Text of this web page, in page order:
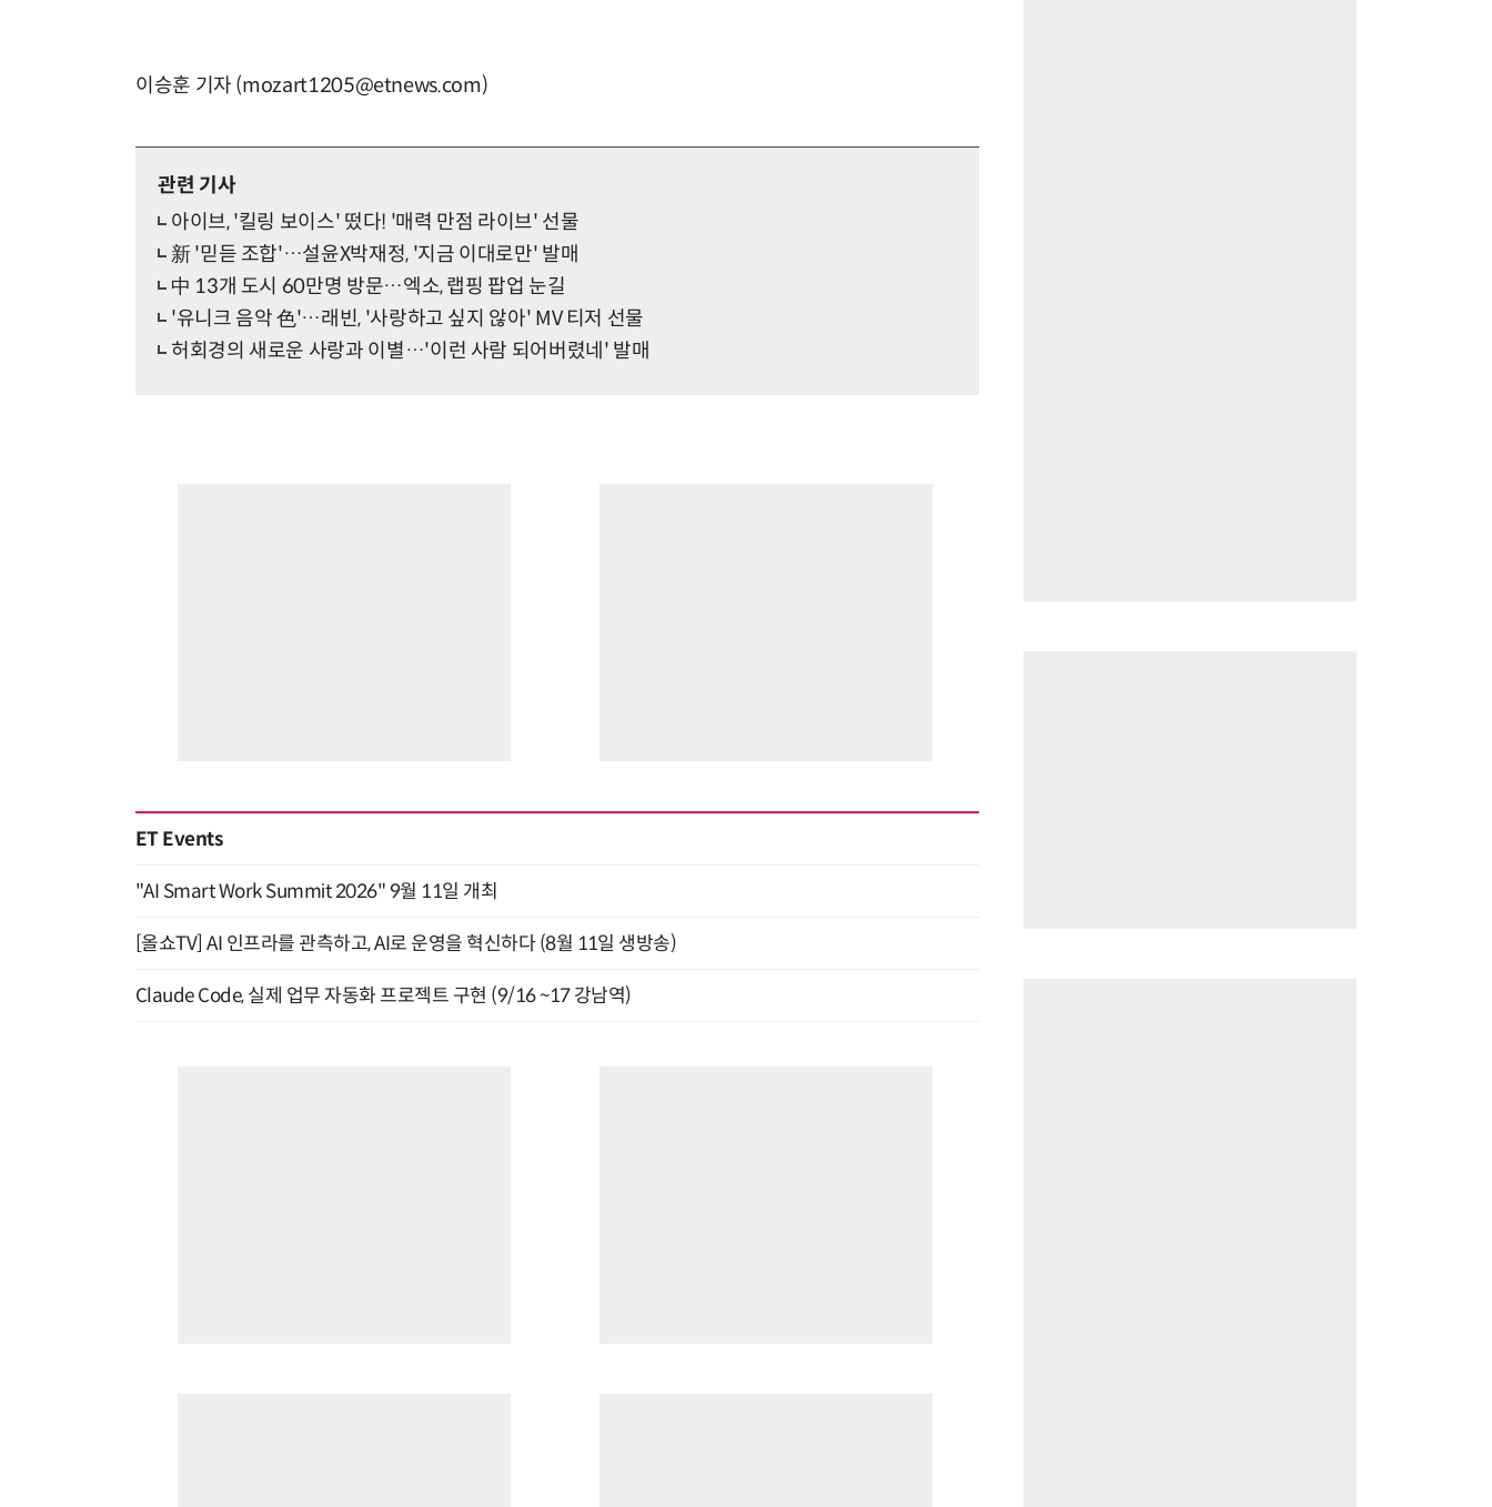
이승훈 기자 (mozart1205@etnews.com)
관련 기사
아이브, '킬링 보이스' 떴다! '매력 만점 라이브' 선물
新 '믿듣 조합'…설윤X박재정, '지금 이대로만' 발매
中 13개 도시 60만명 방문…엑소, 랩핑 팝업 눈길
'유니크 음악 色'…래빈, '사랑하고 싶지 않아' MV 티저 선물
허회경의 새로운 사랑과 이별…'이런 사람 되어버렸네' 발매
ET Events
"AI Smart Work Summit 2026" 9월 11일 개최
[올쇼TV] AI 인프라를 관측하고, AI로 운영을 혁신하다 (8월 11일 생방송)
Claude Code, 실제 업무 자동화 프로젝트 구현 (9/16 ~17 강남역)